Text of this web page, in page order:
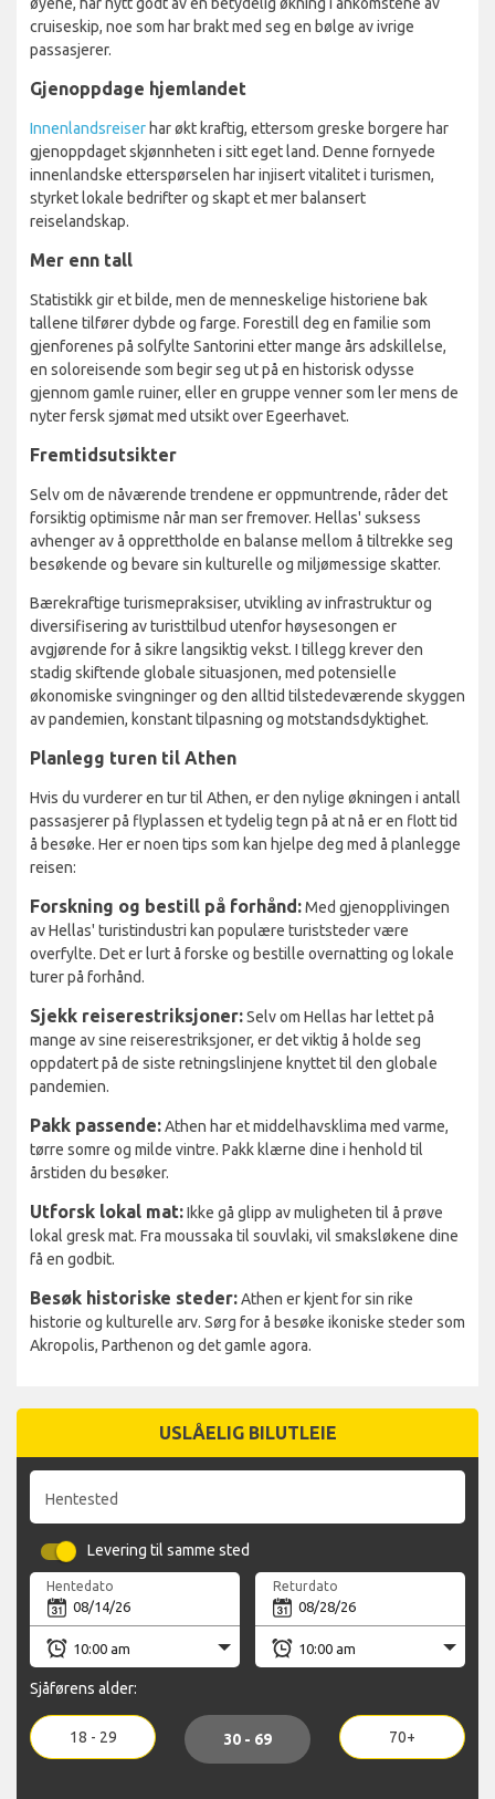
øyene, har nytt godt av en betydelig økning i ankomstene av
cruiseskip, noe som har brakt med seg en bølge av ivrige
passasjerer.
Gjenoppdage hjemlandet
Innenlandsreiser har økt kraftig, ettersom greske borgere har
gjenoppdaget skjønnheten i sitt eget land. Denne fornyede
innenlandske etterspørselen har injisert vitalitet i turismen,
styrket lokale bedrifter og skapt et mer balansert
reiselandskap.
Mer enn tall
Statistikk gir et bilde, men de menneskelige historiene bak
tallene tilfører dybde og farge. Forestill deg en familie som
gjenforenes på solfylte Santorini etter mange års adskillelse,
en soloreisende som begir seg ut på en historisk odysse
gjennom gamle ruiner, eller en gruppe venner som ler mens de
nyter fersk sjømat med utsikt over Egeerhavet.
Fremtidsutsikter
Selv om de nåværende trendene er oppmuntrende, råder det
forsiktig optimisme når man ser fremover. Hellas' suksess
avhenger av å opprettholde en balanse mellom å tiltrekke seg
besøkende og bevare sin kulturelle og miljømessige skatter.
Bærekraftige turismepraksiser, utvikling av infrastruktur og
diversifisering av turisttilbud utenfor høysesongen er
avgjørende for å sikre langsiktig vekst. I tillegg krever den
stadig skiftende globale situasjonen, med potensielle
økonomiske svingninger og den alltid tilstedeværende skyggen
av pandemien, konstant tilpasning og motstandsdyktighet.
Planlegg turen til Athen
Hvis du vurderer en tur til Athen, er den nylige økningen i antall
passasjerer på flyplassen et tydelig tegn på at nå er en flott tid
å besøke. Her er noen tips som kan hjelpe deg med å planlegge
reisen:
Forskning og bestill på forhånd:Med gjenopplivingen
av Hellas' turistindustri kan populære turiststeder være
overfylte. Det er lurt å forske og bestille overnatting og lokale
turer på forhånd.
Sjekk reiserestriksjoner:Selv om Hellas har lettet på
mange av sine reiserestriksjoner, er det viktig å holde seg
oppdatert på de siste retningslinjene knyttet til den globale
pandemien.
Pakk passende:Athen har et middelhavsklima med varme,
tørre somre og milde vintre. Pakk klærne dine i henhold til
årstiden du besøker.
Utforsk lokal mat:Ikke gå glipp av muligheten til å prøve
lokal gresk mat. Fra moussaka til souvlaki, vil smaksløkene dine
få en godbit.
Besøk historiske steder:Athen er kjent for sin rike
historie og kulturelle arv. Sørg for å besøke ikoniske steder som
Akropolis, Parthenon og det gamle agora.
USLÅELIG BILUTLEIE
Hentested
Levering til samme sted
Hentedato Returdato
Sjåførens alder:
18 - 29 30 - 69 70+